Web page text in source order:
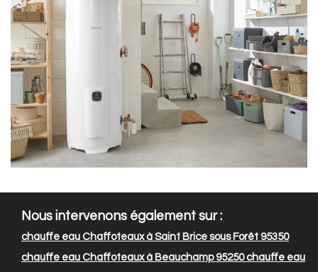
Nous intervenons également sur :
chauffe eau Chaffoteaux à Saint Brice sous Forêt 95350
chauffe eau Chaffoteaux à Beauchamp 95250chauffe eau